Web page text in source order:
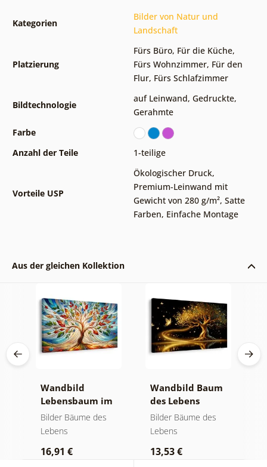
Kategorien
Bilder von Natur und
Landschaft
Platzierung
Fürs Büro, Für die Küche,
Fürs Wohnzimmer, Für den
Flur, Fürs Schlafzimmer
Bildtechnologie
auf Leinwand, Gedruckte,
Gerahmte
Farbe
Anzahl der Teile
1-teilige
Vorteile USP
Ökologischer Druck,
Premium-Leinwand mit
Gewicht von 280 g/m², Satte
Farben, Einfache Montage
Aus der gleichen Kollektion
Wandbild
Lebensbaum im
bunten
Glasfenster
Bilder Bäume des
Lebens
16,91 €
Wandbild Baum
des Lebens
goldene Magie
Bilder Bäume des
Lebens
13,53 €